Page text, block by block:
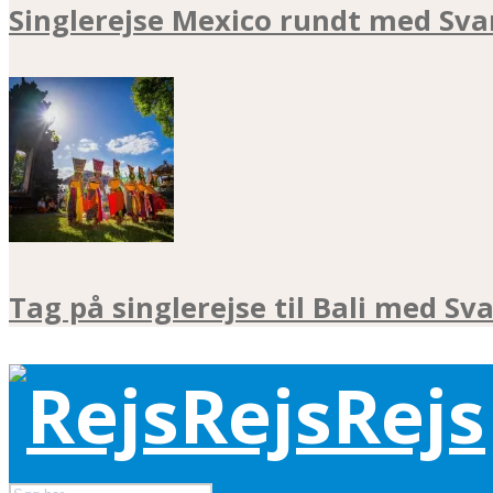
Singlerejse Mexico rundt med
Tag på singlerejse til Bali med